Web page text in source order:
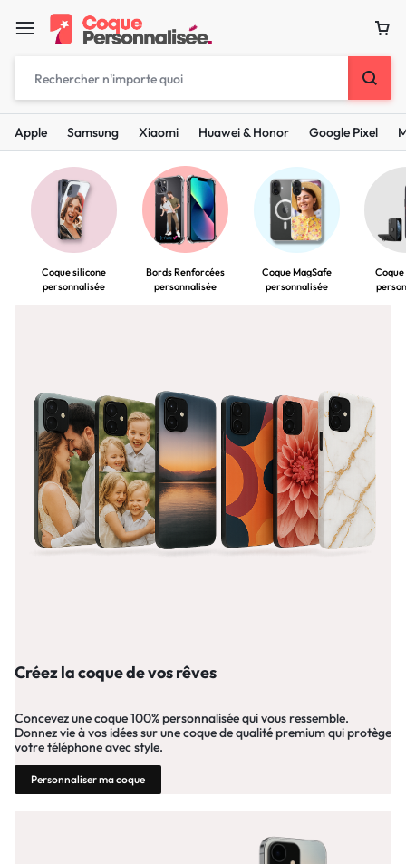
Apple Samsung Xiaomi Huawei & Honor Google Pixel
Coque silicone
personnalisée
Bords Renforcées
personnalisée
Coque MagSafe
personnalisée
Créez la coque de vos rêves
Concevez une coque 100% personnalisée qui vous ressemble.
Donnez vie à vos idées sur une coque de qualité premium qui protège
votre téléphone avec style.
Personnaliser ma coque